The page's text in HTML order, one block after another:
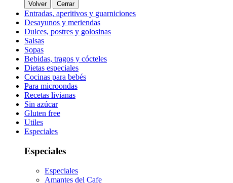
Volver Cerrar
Entradas, aperitivos y guarniciones
Desayunos y meriendas
Dulces, postres y golosinas
Salsas
Sopas
Bebidas, tragos y cócteles
Dietas especiales
Cocinas para bebés
Para microondas
Recetas livianas
Sin azúcar
Gluten free
Utiles
Especiales
Especiales
Especiales
Amantes del Cafe